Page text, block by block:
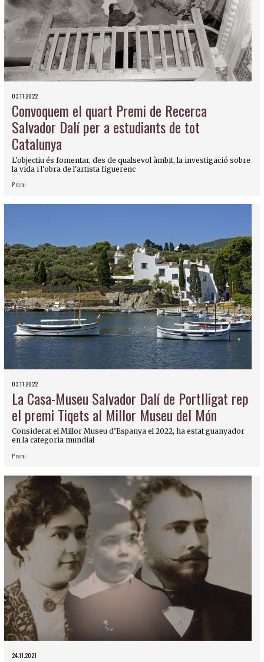
03.11.2022
Convoquem el quart Premi de Recerca
Salvador Dalí per a estudiants de tot
Catalunya
L'objectiu és fomentar, des de qualsevol àmbit, la investigació sobre
la vida i l'obra de l'artista figuerenc
Premi
03.11.2022
La Casa-Museu Salvador Dalí de Portlligat rep
el premi Tiqets al Millor Museu del Món
Considerat el Millor Museu d’Espanya el 2022, ha estat guanyador
en la categoria mundial
Premi
24.11.2021